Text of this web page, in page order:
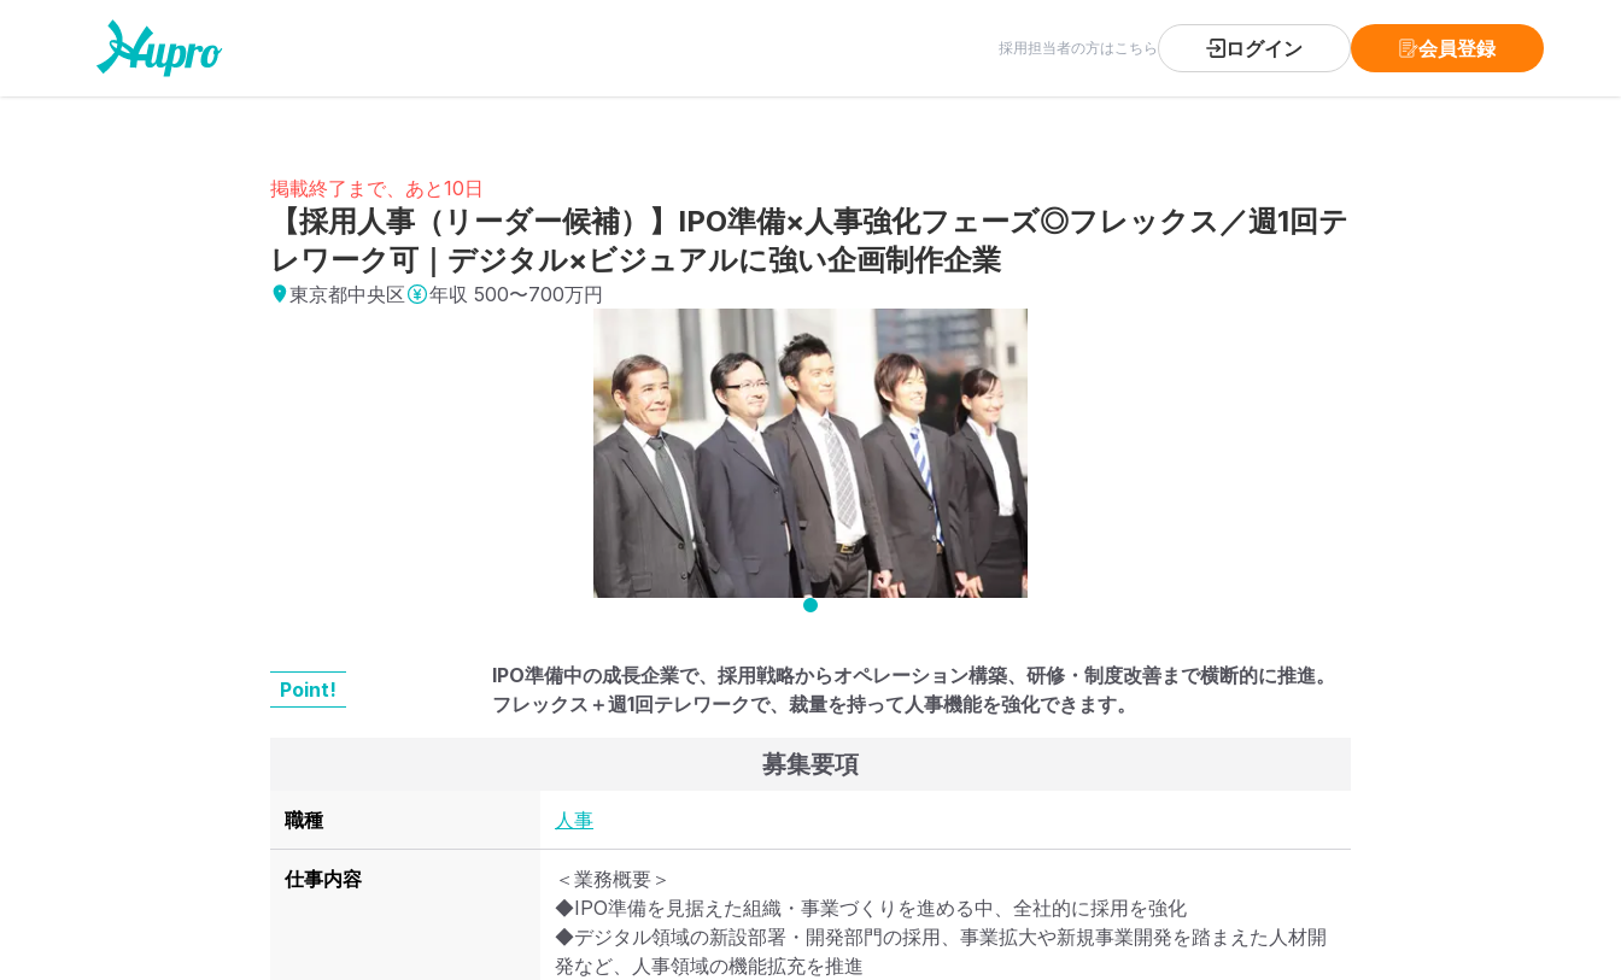
採用担当者の方はこちら ログイン 会員登録
掲載終了まで、あと10日
【採用人事（リーダー候補）】IPO準備×人事強化フェーズ◎フレックス／週1回テ
レワーク可｜デジタル×ビジュアルに強い企画制作企業
東京都中央区 年収 500〜700万円
Point!
IPO準備中の成長企業で、採用戦略からオペレーション構築、研修・制度改善まで横断的に推進。
フレックス＋週1回テレワークで、裁量を持って人事機能を強化できます。
募集要項
職種 人事
仕事内容
＜業務概要＞
◆IPO準備を見据えた組織・事業づくりを進める中、全社的に採用を強化
◆デジタル領域の新設部署・開発部門の採用、事業拡大や新規事業開発を踏まえた人材開
発など、人事領域の機能拡充を推進